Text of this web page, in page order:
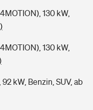
130 kW,
130 kW,
kW, Benzin, SUV, ab